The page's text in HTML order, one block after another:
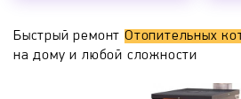
Быстрый ремонтОтопительных
на дому и любой сложности